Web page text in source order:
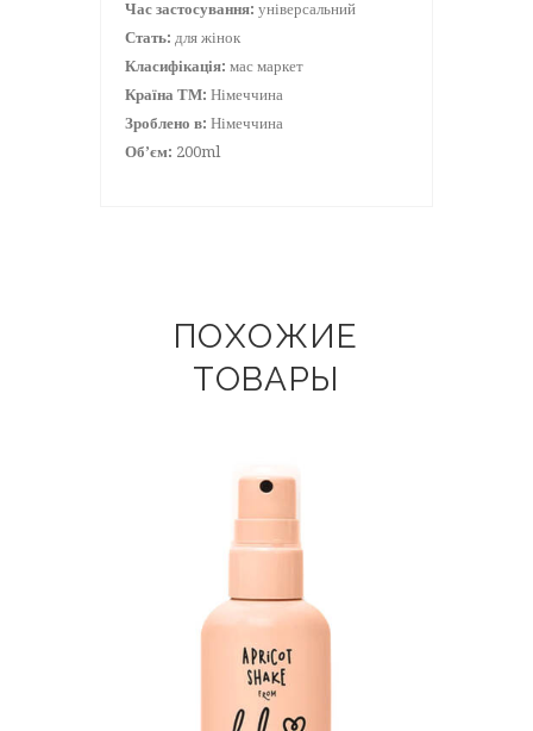
Час застосування: універсальний
Стать: для жінок
Класифікація: мас маркет
Країна ТМ: Німеччина
Зроблено в: Німеччина
Об’єм: 200ml
ПОХОЖИЕ
ТОВАРЫ